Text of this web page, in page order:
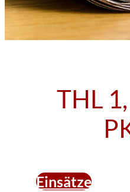
THL
Einsätze